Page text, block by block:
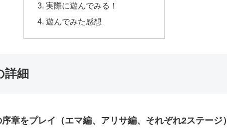
実際に遊んでみる！
遊んでみた感想
詳細
章をプレイ（エマ編、アリサ編、それぞれ2ステージ）